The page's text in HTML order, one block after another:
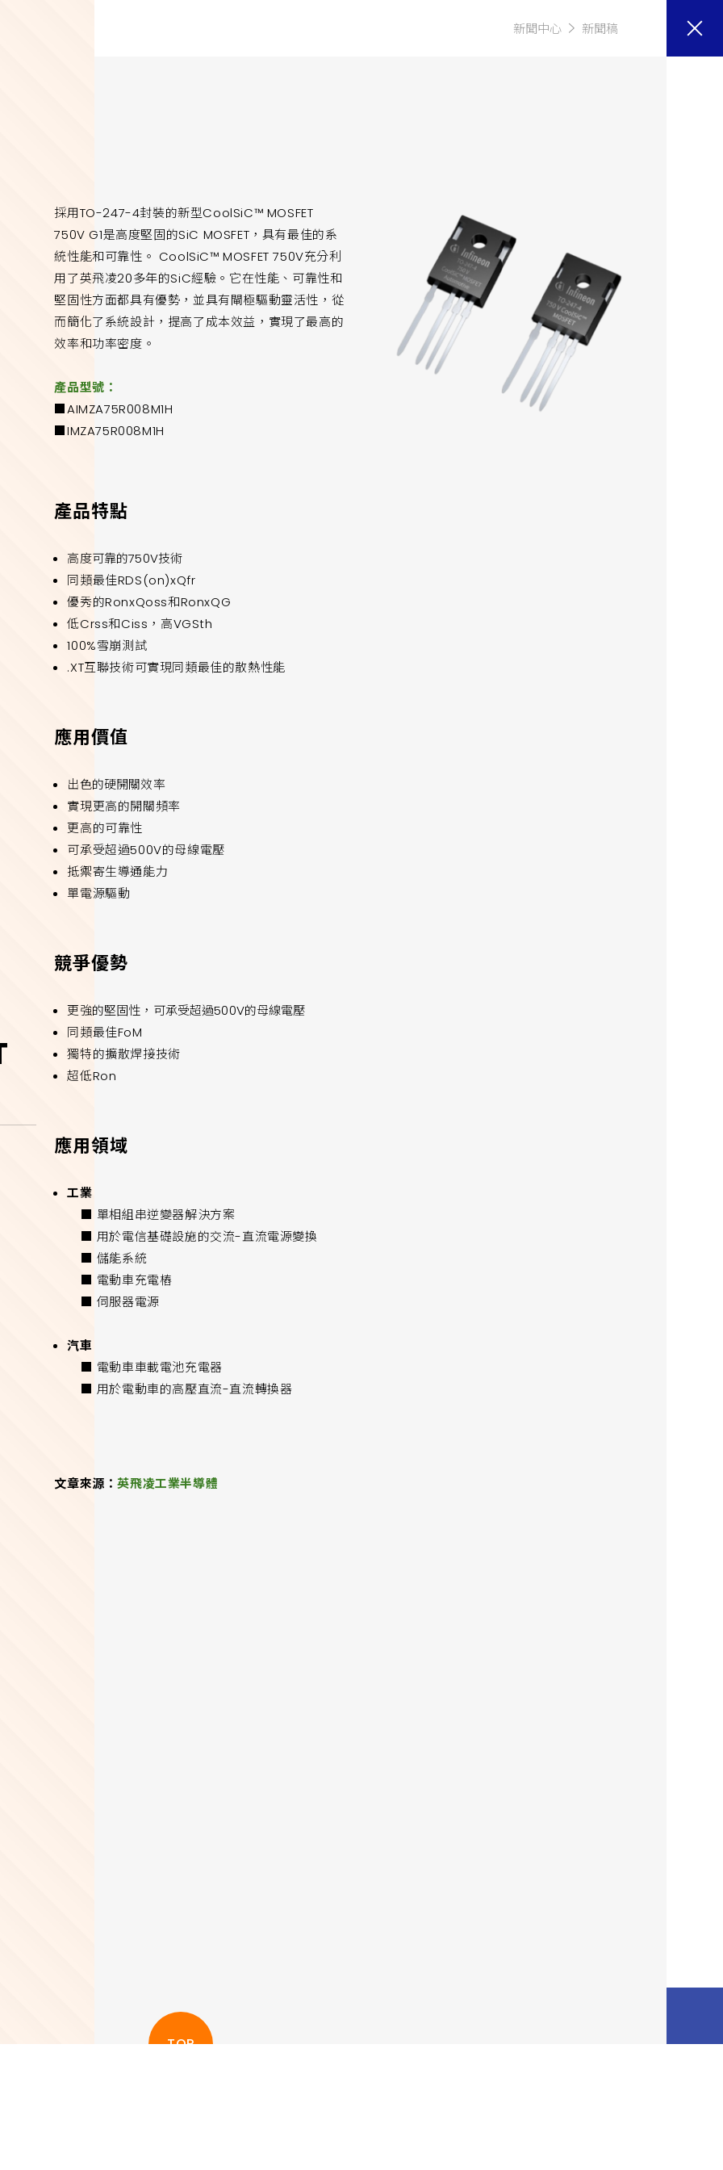
新聞中心 新聞稿
採用TO-247-4封裝的新型CoolSiC™ MOSFET
750V G1是高度堅固的SiC MOSFET，具有最佳的系
統性能和可靠性。 CoolSiC™ MOSFET 750V充分利
用了英飛凌20多年的SiC經驗。它在性能、可靠性和
堅固性方面都具有優勢，並具有閘極驅動靈活性，從
而簡化了系統設計，提高了成本效益，實現了最高的
效率和功率密度。
產品型號：
■AIMZA75R008M1H
■IMZA75R008M1H
產品特點
高度可靠的750V技術
同類最佳RDS(on)xQfr
優秀的RonxQoss和RonxQG
低Crss和Ciss，高VGSth
100%雪崩測試
.XT互聯技術可實現同類最佳的散熱性能
應用價值
出色的硬開關效率
實現更高的開關頻率
更高的可靠性
可承受超過500V的母線電壓
抵禦寄生導通能力
單電源驅動
競爭優勢
更強的堅固性，可承受超過500V的母線電壓
同類最佳FoM
獨特的擴散焊接技術
超低Ron
應用領域
工業
■ 單相組串逆變器解決方案
■ 用於電信基礎設施的交流-直流電源變換
■ 儲能系統
■ 電動車充電樁
■ 伺服器電源
汽車
■ 電動車車載電池充電器
■ 用於電動車的高壓直流-直流轉換器
文章來源：英飛凌工業半導體
TOP